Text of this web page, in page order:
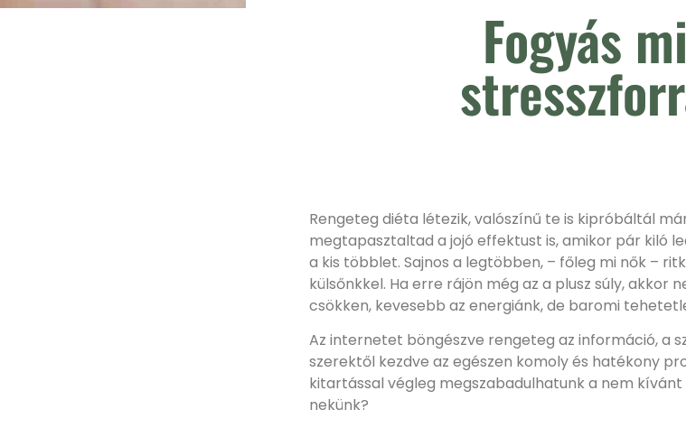
Fogyás
Rengeteg diéta létezik, valószínű te is kipróbáltál
megtapasztaltad a jojó effektust is, amikor pár kiló
a kis többlet. Sajnos a legtöbben, – főleg mi nők –
külsőnkkel. Ha erre rájön még az a plusz súly, akkor
csökken, kevesebb az energiánk, de baromi
Az internetet böngészve rengeteg az információ, a
szerektől kezdve az egészen komoly és hatékony
kitartással végleg megszabadulhatunk a nem
nekünk?